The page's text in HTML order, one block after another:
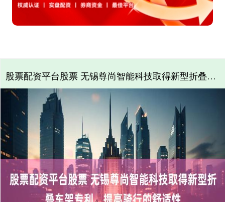
股票配资平台股票 无锡尊尚智能科技取得新型折叠车架专利，提高骑行的舒适性